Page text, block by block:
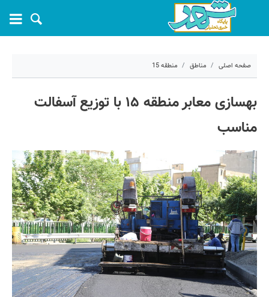
صفحه اصلی مناطق منطقه 15
کد مطلب:
بهسازی معابر منطقه ۱۵ با توزیع آسفالت
مناسب